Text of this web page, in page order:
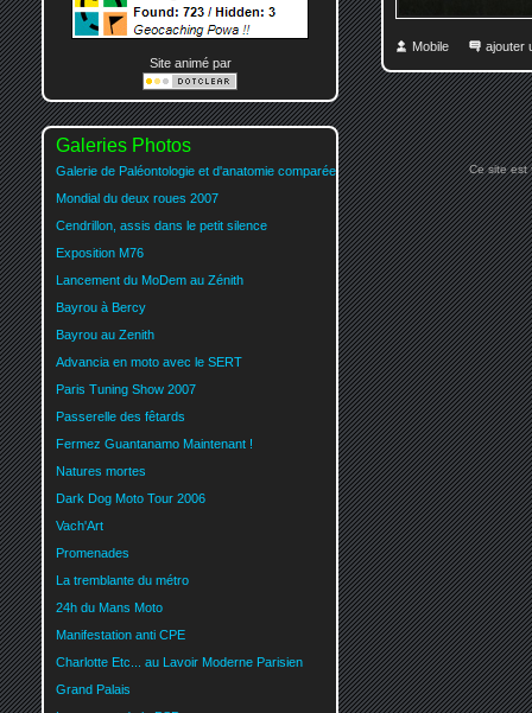
Mobile ajouter
Site animé par
Galeries Photos
Galerie de Paléontologie et d'anatomie comparée
Mondial du deux roues 2007
Cendrillon, assis dans le petit silence
Exposition M76
Lancement du MoDem au Zénith
Bayrou à Bercy
Bayrou au Zenith
Advancia en moto avec le SERT
Paris Tuning Show 2007
Passerelle des fêtards
Fermez Guantanamo Maintenant !
Natures mortes
Dark Dog Moto Tour 2006
Vach'Art
Promenades
La tremblante du métro
24h du Mans Moto
Manifestation anti CPE
Charlotte Etc... au Lavoir Moderne Parisien
Grand Palais
Ce site est